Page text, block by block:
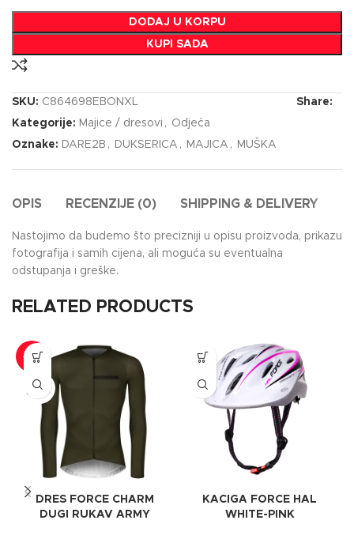
DODAJ U KORPU
KUPI SADA
SKU: C864698EBONXL
Kategorije: Majice / dresovi , Odjeća
Oznake: DARE2B , DUKSERICA , MAJICA , MUŠKA
Share:
OPIS RECENZIJE (0) SHIPPING & DELIVERY
Nastojimo da budemo što precizniji u opisu proizvoda, prikazu
fotografija i samih cijena, ali moguća su eventualna
odstupanja i greške.
RELATED PRODUCTS
-15%
SOLD
OUT
DRES FORCE CHARM
DUGI RUKAV ARMY
KACIGA FORCE HAL
WHITE-PINK